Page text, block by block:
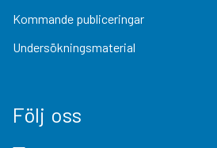
Kommande publiceringar
Undersökningsmaterial
Följ oss